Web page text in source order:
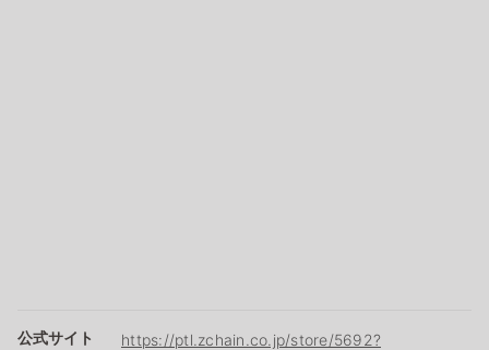
公式サイト
https://ptl.zchain.co.jp/store/5692?